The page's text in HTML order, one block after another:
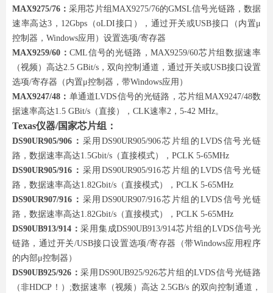
MAX9275/76：采用芯片组MAX9275/76的GMSL信号光链路，数据
速率高达3，12Gbps（oLDI接口），通过开关或USB接口（内置μ
控制器，Windows应用）设置选项/寄存器
MAX9259/60：CML信号的光链路，MAX9259/60芯片组数据速率
（视频）高达2.5 GBit/s，双向控制通道，通过开关或USB接口设置
选项/寄存器（内置μ控制器，带Windows应用）
MAX9247/48： 单通道LVDS信号的光链路，芯片组MAX9247/48数
据速率高达1.5 GBit/s（直接），CLK速率2，5-42 MHz。
Texas仪器/国家芯片组：
DS90UR905/906： 采用DS90UR905/906芯片组的LVDS信号光链
路，数据速率高达1.5Gbit/s（直接模式），PCLK 5-65MHz
DS90UR905/916： 采用DS90UR905/916芯片组的LVDS信号光链
路，数据速率高达1.82Gbit/s（直接模式），PCLK 5-65MHz
DS90UR907/916： 采用DS90UR907/916芯片组的LVDS信号光链
路，数据速率高达1.82Gbit/s（直接模式），PCLK 5-65MHz
DS90UB913/914：采用集成DS90UB913/914芯片组的LVDS信号光
链路，通过开关/USB接口设置选项/寄存器（带Windows应用程序
的内部μ控制器）
DS90UB925/926：采用DS90UB925/926芯片组的LVDS信号光链路
（非HDCP！）;数据速率（视频）高达 2.5GB/s 的双向控制通道，